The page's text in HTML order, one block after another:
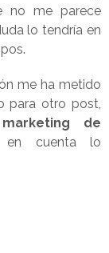
no me parece
lo tendría en
me ha metido
para otro post,
de
en cuenta lo